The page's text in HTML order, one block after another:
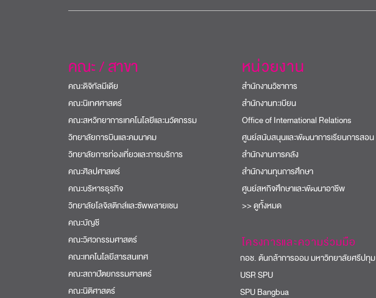
คณะ / สาขา
คณะดิจิทัลมีเดีย
คณะนิเทศศาสตร์
คณะสหวิทยาการเทคโนโลยีและนวัตกรรม
วิทยาลัยการบินและคมนาคม
วิทยาลัยการท่องเที่ยวและการบริการ
คณะศิลปศาสตร์
คณะบริหารธุรกิจ
วิทยาลัยโลจิสติกส์และซัพพลายเชน
คณะบัญชี
คณะวิศวกรรมศาสตร์
คณะเทคโนโลยีสารสนเทศ
คณะสถาปัตยกรรมศาสตร์
คณะนิติศาสตร์
หน่วยงาน
สำนักงานวิชาการ
สำนักงานทะเบียน
Office of International Relations
ศูนย์สนับสนุนและพัฒนาการเรียนการสอน
สำนักงานการคลัง
สำนักงานทุนการศึกษา
ศูนย์สหกิจศึกษาและพัฒนาอาชีพ
>> ดูทั้งหมด
โครงการและความร่วมมือ
กอช. ต้นกล้าการออม มหาวิทยาลัยศรีปทุม
USR SPU
SPU Bangbua